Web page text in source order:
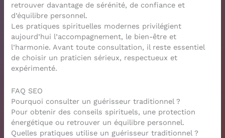
retrouver davantage de sérénité, de confiance et
d’équilibre personnel.
Les pratiques spirituelles modernes privilégient
aujourd’hui l’accompagnement, le bien-être et
l’harmonie. Avant toute consultation, il reste essentiel
de choisir un praticien sérieux, respectueux et
expérimenté.
FAQ SEO
Pourquoi consulter un guérisseur traditionnel ?
Pour obtenir des conseils spirituels, une protection
énergétique ou retrouver un équilibre personnel.
Quelles pratiques utilise un guérisseur traditionnel ?